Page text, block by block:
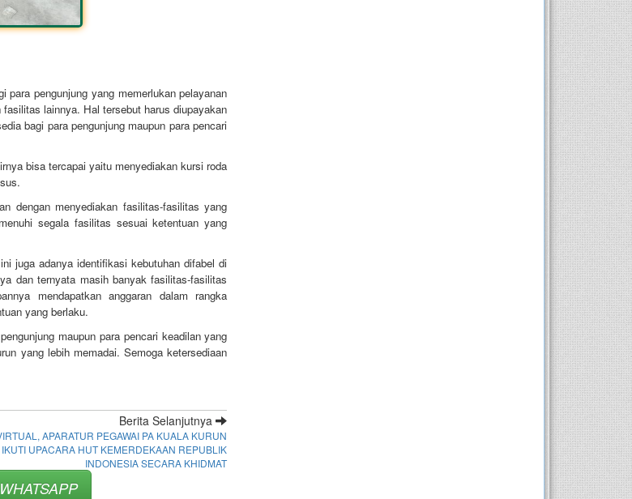
pengunjung yang memerlukan pelayanan
lainnya. Hal tersebut harus diupayakan
bagi para pengunjung maupun para pencari
bisa tercapai yaitu menyediakan kursi roda
dengan menyediakan fasilitas-fasilitas yang
segala fasilitas sesuai ketentuan yang
juga adanya identifikasi kebutuhan difabel di
dan ternyata masih banyak fasilitas-fasilitas
mendapatkan anggaran dalam rangka
yang berlaku.
maupun para pencari keadilan yang
yang lebih memadai. Semoga ketersediaan
Berita Selanjutnya
APARATUR PEGAWAI PA KUALA KURUN
IKUTI UPACARA HUT KEMERDEKAAN REPUBLIK
INDONESIA SECARA KHIDMAT
WHATSAPP